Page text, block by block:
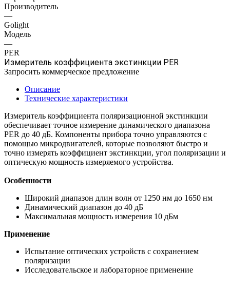
Производитель
—
Golight
Модель
—
PER
Измеритель коэффициента экстинкции PER
Запросить коммерческое предложение
Описание
Технические характеристики
Измеритель коэффициента поляризационной экстинкции
обеспечивает точное измерение динамического диапазона
PER до 40 дБ. Компоненты прибора точно управляются с
помощью микродвигателей, которые позволяют быстро и
точно измерять коэффициент экстинкции, угол поляризации и
оптическую мощность измеряемого устройства.
Особенности
Широкий диапазон длин волн от 1250 нм до 1650 нм
Динамический диапазон до 40 дБ
Максимальная мощность измерения 10 дБм
Применение
Испытание оптических устройств с сохранением
поляризации
Исследовательское и лабораторное применение